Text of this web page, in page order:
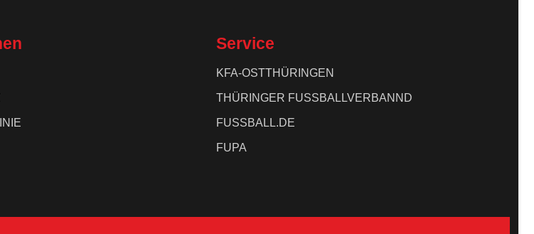
Service
KFA-OSTTHÜRINGEN
THÜRINGER FUSSBALLVERBANND
FUSSBALL.DE
FUPA